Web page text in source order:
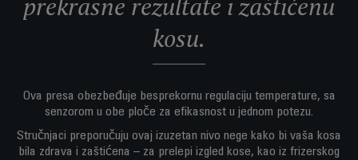
prekrasne rezultate i zaštićenu
kosu.
Ova presa obezbeđuje besprekornu regulaciju temperature, sa
senzorom u obe ploče za efikasnost u jednom potezu.
Stručnjaci preporučuju ovaj izuzetan nivo nege kako bi vaša kosa
bila zdrava i zaštićena – za prelepi izgled kose, kao iz frizerskog